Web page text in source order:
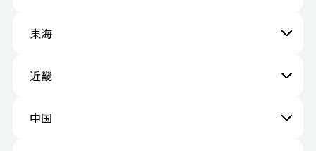
東海
近畿
中国